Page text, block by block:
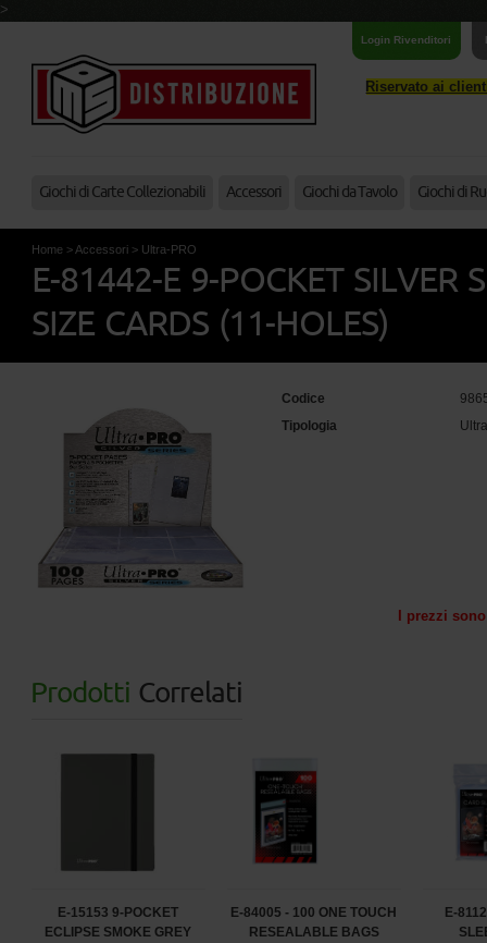
>
Login Rivenditori
Riservato ai
Giochi di Carte Collezionabili Accessori Giochi da Tavolo Giochi di
Home > Accessori > Ultra-PRO
E-81442-E 9-POCKET SILVER
SIZE CARDS (11-HOLES)
Codice
Tipologia
I prezzi
Prodotti Correlati
E-15153 9-POCKET
ECLIPSE SMOKE GREY
E-84005 - 100 ONE TOUCH
RESEALABLE BAGS
E-